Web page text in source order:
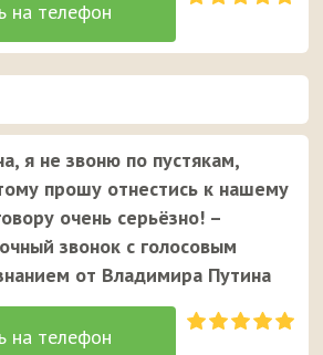
я не звоню по пустякам,
прошу отнестись к нашему
очень серьёзно! –
звонок с голосовым
от Владимира Путина